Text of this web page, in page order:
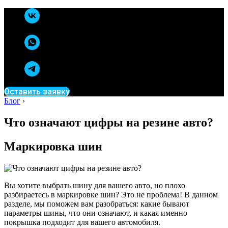
Оставить заявку
Блог ›
Что означают цифры на резине авто?
Маркировка шин
Вы хотите выбрать шину для вашего авто, но плохо
разбираетесь в маркировке шин? Это не проблема! В данном
разделе, мы поможем вам разобраться: какие бывают
параметры шины, что они означают, и какая именно
покрышка подходит для вашего автомобиля.